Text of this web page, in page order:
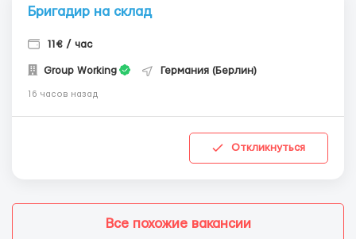
Бригадир на склад
11€ / час
Group Working Германия (Берлин)
16 часов назад
Откликнуться
Все похожие вакансии